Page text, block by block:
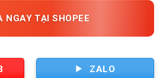
NGAY TẠI SHOPEE
ZALO